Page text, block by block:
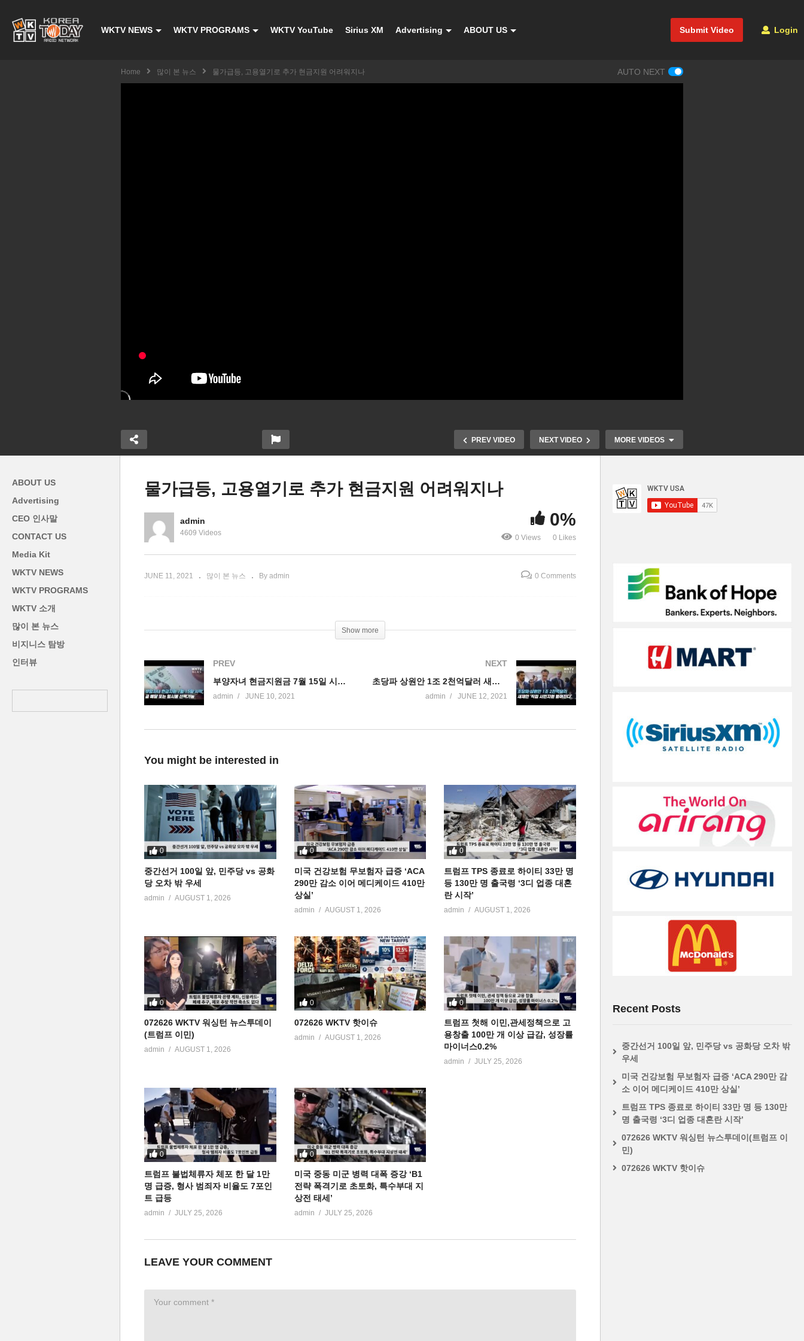
Submit Video Login
WKTV NEWS WKTV PROGRAMS WKTV YouTube Sirius XM Advertising ABOUT US
Home 많이 본 뉴스 물가급등, 고용열기로 추가 현금지원 어려워지나 AUTO NEXT
PREV VIDEO NEXT VIDEO MORE VIDEOS
바이든 ‘초당파와 조건부 협상,
독자가결 절차돌입’ 등 투트랙
민주당 지역으로 확산
ABOUT US
Advertising
CEO 인사말
CONTACT US
Media Kit
WKTV NEWS
WKTV PROGRAMS
WKTV 소개
많이 본 뉴스
비지니스 탐방
인터뷰
물가급등, 고용열기로 추가 현금지원 어려워지나
admin
4609 Videos
0%
0 Views 0 Likes
JUNE 11, 2021 많이 본 뉴스 By admin 0 Comments
Show more
PREV
부양자녀 현금지원금 7월 15일 시작, 곧 매달 또는 일시불 선택가능
admin JUNE 10, 2021
NEXT
초당파 상원안 1조 2천억달러 새제안 ‘직접 서민지원 멀어진다’
admin JUNE 12, 2021
You might be interested in
0
중간선거 100일 앞, 민주당 vs 공화
당 오차 밖 우세
admin AUGUST 1, 2026
0
미국 건강보험 무보험자 급증 ‘ACA
290만 감소 이어 메디케이드 410만
상실’
admin AUGUST 1, 2026
0
트럼프 TPS 종료로 하이티 33만 명
등 130만 명 출국령 ‘3디 업종 대혼
란 시작’
admin AUGUST 1, 2026
0
072626 WKTV 워싱턴 뉴스투데이
(트럼프 이민)
admin AUGUST 1, 2026
0
072626 WKTV 핫이슈
admin AUGUST 1, 2026
0
트럼프 첫해 이민,관세정책으로 고
용창출 100만 개 이상 급감, 성장률
마이너스0.2%
admin JULY 25, 2026
0
트럼프 불법체류자 체포 한 달 1만
명 급증, 형사 범죄자 비율도 7포인
트 급등
admin JULY 25, 2026
0
미국 중동 미군 병력 대폭 증강 ‘B1
전략 폭격기로 초토화, 특수부대 지
상전 태세’
admin JULY 25, 2026
LEAVE YOUR COMMENT
Recent Posts
중간선거 100일 앞, 민주당 vs 공화당 오차 밖
우세
미국 건강보험 무보험자 급증 ‘ACA 290만 감
소 이어 메디케이드 410만 상실’
트럼프 TPS 종료로 하이티 33만 명 등 130만
명 출국령 ‘3디 업종 대혼란 시작’
072626 WKTV 워싱턴 뉴스투데이(트럼프 이
민)
072626 WKTV 핫이슈